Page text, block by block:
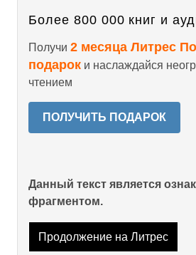
Более 800 000 книг и
Получи 2 месяца Литрес
подарок и наслаждайся
чтением
ПОЛУЧИТЬ ПОДАРОК
Данный текст является
фрагментом.
Продолжение на Литрес